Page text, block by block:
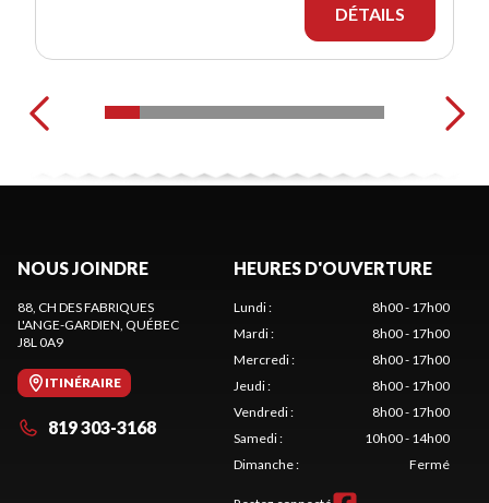
DÉTAILS
NOUS JOINDRE
88, CH DES FABRIQUES
L'ANGE-GARDIEN, QUÉBEC
J8L 0A9
ITINÉRAIRE
819 303-3168
HEURES D'OUVERTURE
Lundi:
8h00 - 17h00
Mardi:
8h00 - 17h00
Mercredi:
8h00 - 17h00
Jeudi:
8h00 - 17h00
Vendredi:
8h00 - 17h00
Samedi:
10h00 - 14h00
Dimanche: Fermé